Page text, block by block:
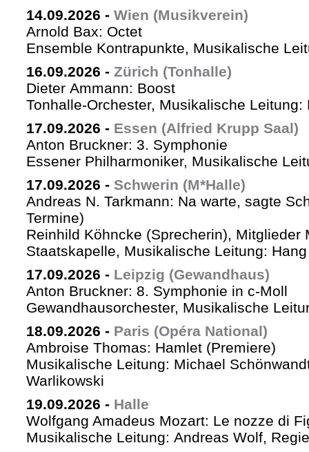
14.09.2026 - Wien (Musikverein)
Arnold Bax: Octet
Ensemble Kontrapunkte, Musikalische
16.09.2026 - Zürich (Tonhalle)
Dieter Ammann: Boost
Tonhalle-Orchester, Musikalische Leitung:
17.09.2026 - Essen (Alfried Krupp Saal)
Anton Bruckner: 3. Symphonie
Essener Philharmoniker, Musikalische
17.09.2026 - Schwerin (M*Halle)
Andreas N. Tarkmann: Na warte, sagte
Termine)
Reinhild Köhncke (Sprecherin), Mitglieder
Staatskapelle, Musikalische Leitung:
17.09.2026 - Leipzig (Gewandhaus)
Anton Bruckner: 8. Symphonie in c-Moll
Gewandhausorchester, Musikalische
18.09.2026 - Paris (Opéra National)
Ambroise Thomas: Hamlet (Premiere)
Musikalische Leitung: Michael
Warlikowski
19.09.2026 - Halle
Wolfgang Amadeus Mozart: Le nozze di
Musikalische Leitung: Andreas Wolf,